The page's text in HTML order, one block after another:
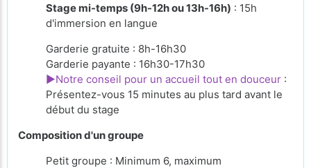
Stage mi-temps (9h-12h ou 13h-16h) : 15h
d'immersion en langue
Garderie gratuite : 8h-16h30
Garderie payante : 16h30-17h30
►Notre conseil pour un accueil tout en douceur :
Présentez-vous 15 minutes au plus tard avant le
début du stage
Composition d'un groupe
Petit groupe : Minimum 6, maximum